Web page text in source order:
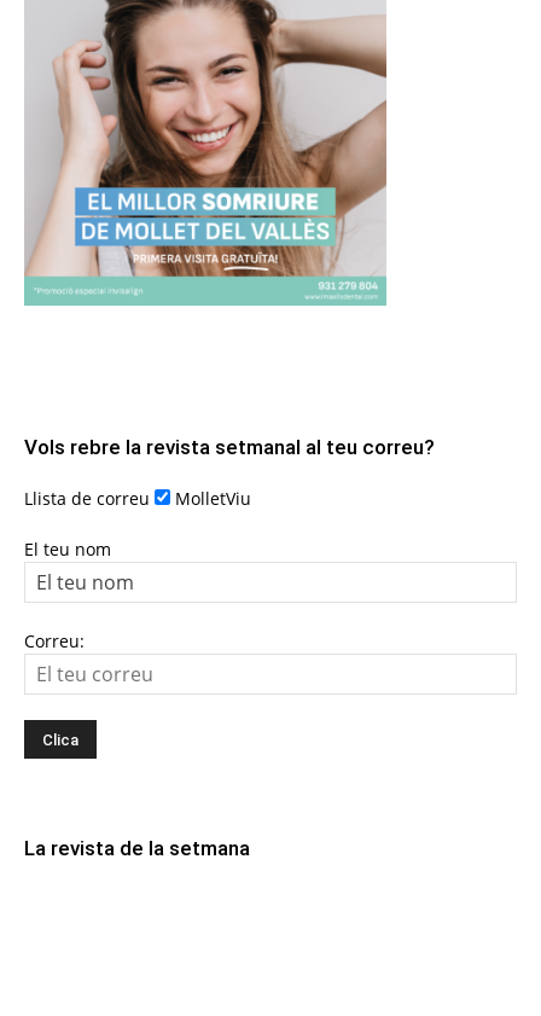
Vols rebre la revista setmanal al teu correu?
Llista de correu MolletViu
El teu nom
Correu:
La revista de la setmana